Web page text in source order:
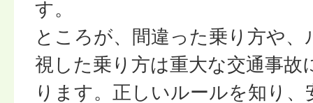
す。
ところが、間違った乗り方や
視した乗り方は重大な交通事
ります。正しいルールを知り